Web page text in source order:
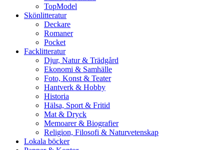
TopModel
Skönlitteratur
Deckare
Romaner
Pocket
Facklitteratur
Djur, Natur & Trädgård
Ekonomi & Samhälle
Foto, Konst & Teater
Hantverk & Hobby
Historia
Hälsa, Sport & Fritid
Mat & Dryck
Memoarer & Biografier
Religion, Filosofi & Naturvetenskap
Lokala böcker